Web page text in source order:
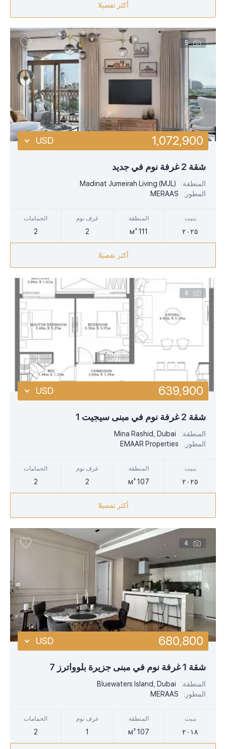
أكثر تفصيلا
5
شقة 2 غرفة نوم في جديد
المنطقة:
Madinat Jumeirah Living (MJL)
المطور:
MERAAS
بنيت
٢٠٢٥
المنطقة
111 м²
غرف نوم
2
الحمامات
2
1,072,900
USD
أكثر تفصيلا
6
شقة 2 غرفة نوم في مبنى سيجيت 1
المنطقة:
Mina Rashid, Dubai
المطور:
EMAAR Properties
بنيت
٢٠٢٥
المنطقة
107 м²
غرف نوم
2
الحمامات
2
639,900
USD
أكثر تفصيلا
4
شقة 1 غرفة نوم في مبنى جزيرة بلوواترز 7
المنطقة:
Bluewaters Island, Dubai
المطور:
MERAAS
بنيت
٢٠١٨
المنطقة
107 м²
غرف نوم
1
الحمامات
2
680,800
USD